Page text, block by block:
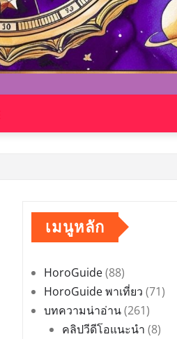
เมนูหลัก
HoroGuide(88)
HoroGuide พาเที่ยว (71)
บทความน่าอ่าน(261)
คลิปวีดีโอแนะนำ (8)